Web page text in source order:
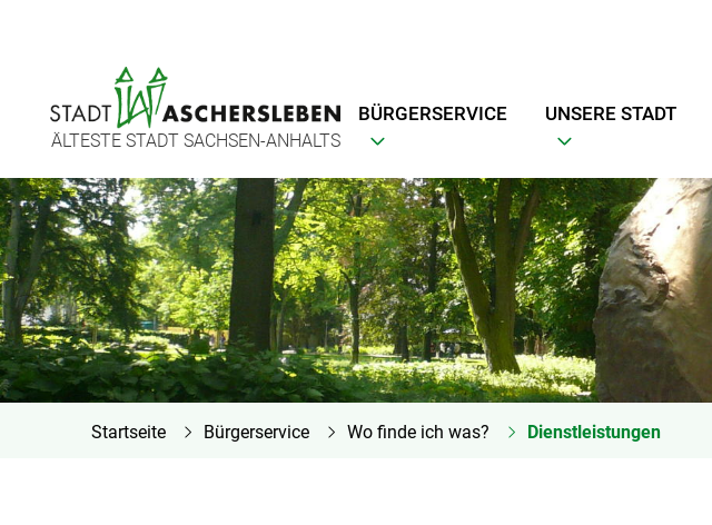
ÄLTESTE STADT SACHSEN-ANHALTS
BÜRGERSERVICE UNSERE STADT
Startseite Bürgerservice Wo finde ich was? Dienstleistungen